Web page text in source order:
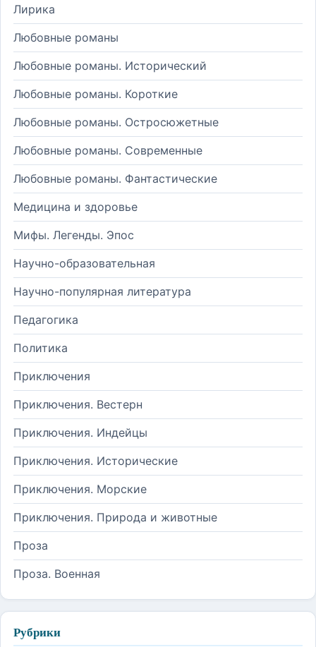
Лирика
Любовные романы
Любовные романы. Исторический
Любовные романы. Короткие
Любовные романы. Остросюжетные
Любовные романы. Современные
Любовные романы. Фантастические
Медицина и здоровье
Мифы. Легенды. Эпос
Научно-образовательная
Научно-популярная литература
Педагогика
Политика
Приключения
Приключения. Вестерн
Приключения. Индейцы
Приключения. Исторические
Приключения. Морские
Приключения. Природа и животные
Проза
Проза. Военная
Рубрики